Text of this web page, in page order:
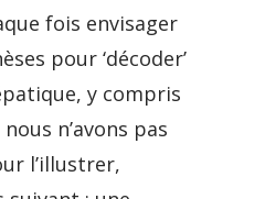
fois envisager
pour ‘décoder’
y compris
n’avons pas
l’illustrer,